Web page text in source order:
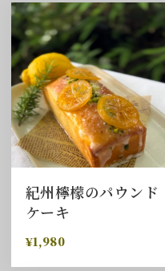
紀州檸檬のパウンド
ケーキ
¥1,980